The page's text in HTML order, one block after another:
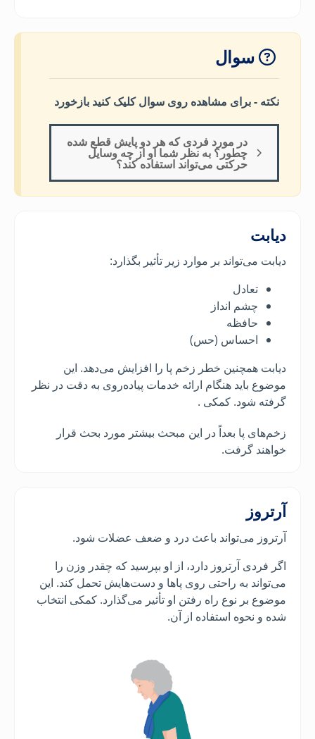
سوال
نکته - برای مشاهده روی سوال کلیک کنید بازخورد
در مورد فردی که هر دو پایش قطع شده
چطور؟ به نظر شما او از چه وسایل
حرکتی می‌تواند استفاده کند؟
دیابت
دیابت می‌تواند بر موارد زیر تأثیر بگذارد:
تعادل
چشم انداز
حافظه
احساس (حس)
دیابت همچنین خطر زخم پا را افزایش می‌دهد. این
موضوع باید هنگام ارائه خدمات پیاده‌روی به دقت در نظر
گرفته شود. کمکی .
زخم‌های پا بعداً در این مبحث بیشتر مورد بحث قرار
خواهند گرفت.
آرتروز
آرتروز می‌تواند باعث درد و ضعف عضلات شود.
اگر فردی آرتروز دارد، از او بپرسید که چقدر وزن را
می‌تواند به راحتی روی پاها و دست‌هایش تحمل کند. این
موضوع بر نوع راه رفتن او تأثیر می‌گذارد. کمکی انتخاب
شده و نحوه استفاده از آن.